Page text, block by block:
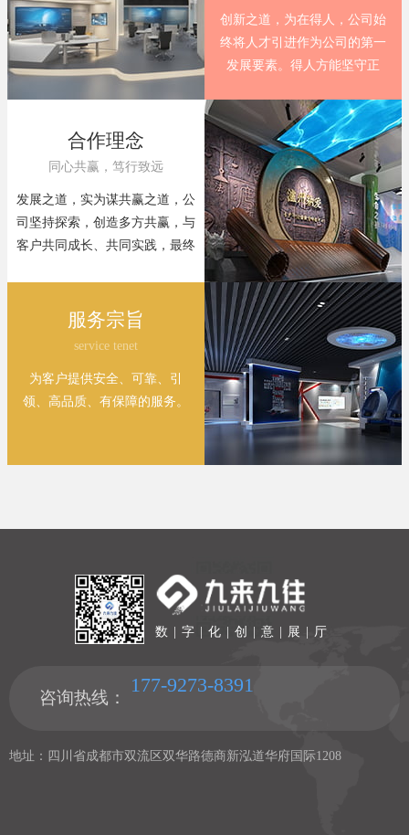
创新之道，为在得人，公司始
终将人才引进作为公司的第一
发展要素。得人方能坚守正
合作理念
同心共赢，笃行致远
发展之道，实为谋共赢之道，公
司坚持探索，创造多方共赢，与
客户共同成长、共同实践，最终
服务宗旨
service tenet
为客户提供安全、可靠、引
领、高品质、有保障的服务。
数 | 字 | 化 | 创 | 意 | 展 | 厅
咨询热线：
177-9273-8391
地址：四川省成都市双流区双华路德商新泓道华府国际1208